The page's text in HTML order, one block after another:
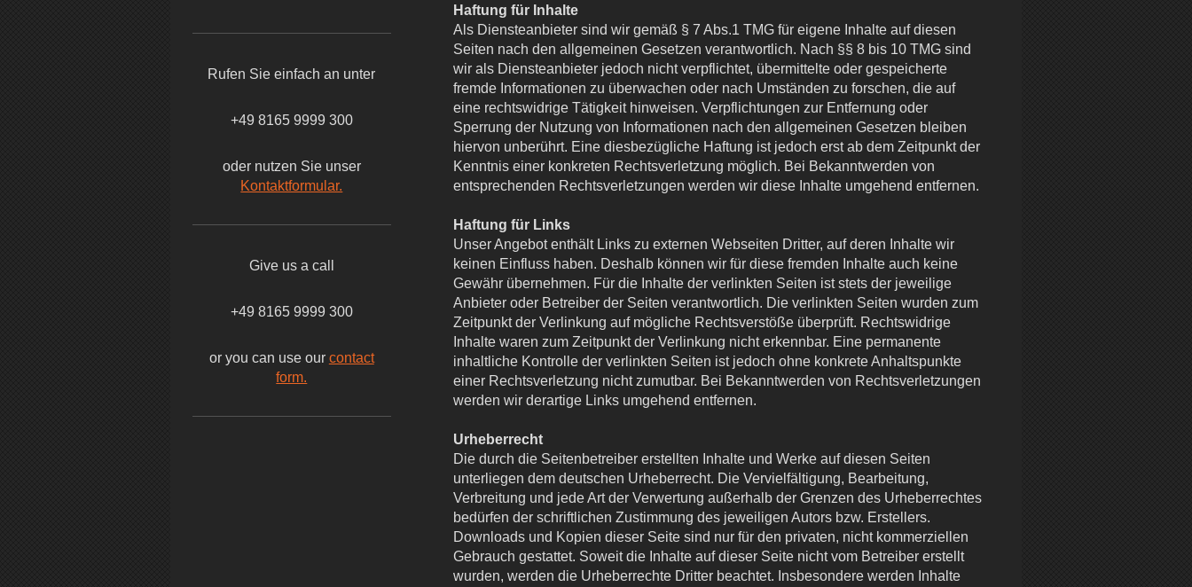
Haftung für Inhalte
Als Diensteanbieter sind wir gemäß § 7 Abs.1 TMG für eigene Inhalte auf diesen
Seiten nach den allgemeinen Gesetzen verantwortlich. Nach §§ 8 bis 10 TMG sind
wir als Diensteanbieter jedoch nicht verpflichtet, übermittelte oder gespeicherte
fremde Informationen zu überwachen oder nach Umständen zu forschen, die auf
eine rechtswidrige Tätigkeit hinweisen. Verpflichtungen zur Entfernung oder
Sperrung der Nutzung von Informationen nach den allgemeinen Gesetzen bleiben
hiervon unberührt. Eine diesbezügliche Haftung ist jedoch erst ab dem Zeitpunkt der
Kenntnis einer konkreten Rechtsverletzung möglich. Bei Bekanntwerden von
entsprechenden Rechtsverletzungen werden wir diese Inhalte umgehend entfernen.
Haftung für Links
Unser Angebot enthält Links zu externen Webseiten Dritter, auf deren Inhalte wir
keinen Einfluss haben. Deshalb können wir für diese fremden Inhalte auch keine
Gewähr übernehmen. Für die Inhalte der verlinkten Seiten ist stets der jeweilige
Anbieter oder Betreiber der Seiten verantwortlich. Die verlinkten Seiten wurden zum
Zeitpunkt der Verlinkung auf mögliche Rechtsverstöße überprüft. Rechtswidrige
Inhalte waren zum Zeitpunkt der Verlinkung nicht erkennbar. Eine permanente
inhaltliche Kontrolle der verlinkten Seiten ist jedoch ohne konkrete Anhaltspunkte
einer Rechtsverletzung nicht zumutbar. Bei Bekanntwerden von Rechtsverletzungen
werden wir derartige Links umgehend entfernen.
Urheberrecht
Die durch die Seitenbetreiber erstellten Inhalte und Werke auf diesen Seiten
unterliegen dem deutschen Urheberrecht. Die Vervielfältigung, Bearbeitung,
Verbreitung und jede Art der Verwertung außerhalb der Grenzen des Urheberrechtes
bedürfen der schriftlichen Zustimmung des jeweiligen Autors bzw. Erstellers.
Downloads und Kopien dieser Seite sind nur für den privaten, nicht kommerziellen
Gebrauch gestattet. Soweit die Inhalte auf dieser Seite nicht vom Betreiber erstellt
wurden, werden die Urheberrechte Dritter beachtet. Insbesondere werden Inhalte
Rufen Sie einfach an unter
+49 8165 9999 300
oder nutzen Sie unser
Kontaktformular.
Give us a call
+49 8165 9999 300
or you can use our contact
form.